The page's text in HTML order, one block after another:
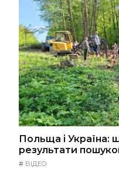
Польща і Україна:
результати
# ВІДЕО